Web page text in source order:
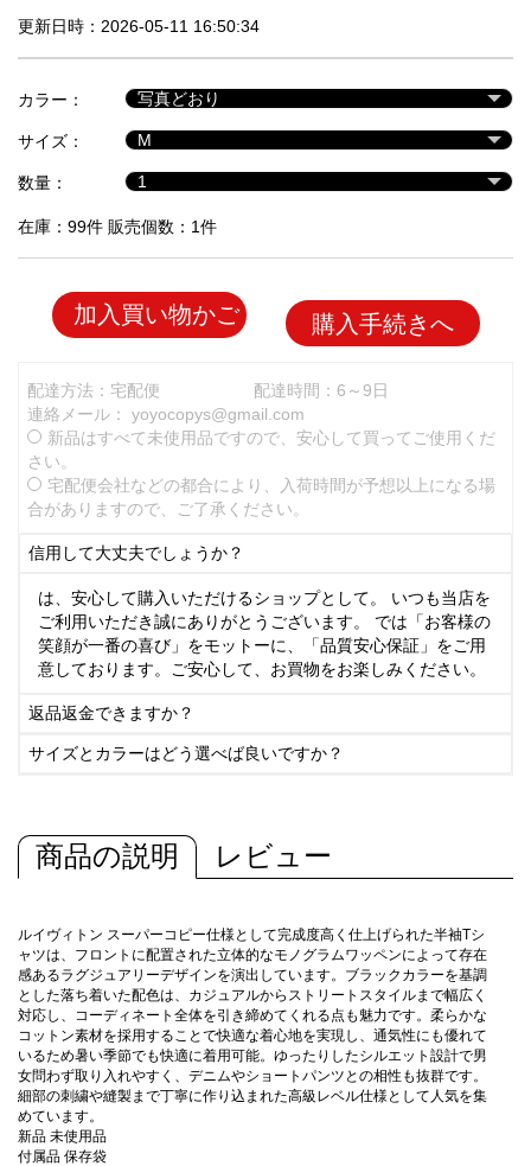
セ
ル
品
更新日時：2026-05-11 16:50:34
カラー：
サイズ：
数量：
在庫：99件 販売個数：1件
加入買い物かご 購入手続きへ
配達方法：宅配便
配達時間：6～9日
連絡メール： yoyocopys@gmail.com
新品はすべて未使用品ですので、安心して買ってご使用くだ
さい。
宅配便会社などの都合により、入荷時間が予想以上になる場
合がありますので、ご了承ください。
信用して大丈夫でしょうか？
は、安心して購入いただけるショップとして。 いつも当店を
ご利用いただき誠にありがとうございます。 では「お客様の
笑顔が一番の喜び」をモットーに、「品質安心保証」をご用
意しております。ご安心して、お買物をお楽しみください。
返品返金できますか？
サイズとカラーはどう選べば良いですか？
商品の説明 レビュー
ルイヴィトン スーパーコピー仕様として完成度高く仕上げられた半袖Tシ
ャツは、フロントに配置された立体的なモノグラムワッペンによって存在
感あるラグジュアリーデザインを演出しています。ブラックカラーを基調
とした落ち着いた配色は、カジュアルからストリートスタイルまで幅広く
対応し、コーディネート全体を引き締めてくれる点も魅力です。柔らかな
コットン素材を採用することで快適な着心地を実現し、通気性にも優れて
いるため暑い季節でも快適に着用可能。ゆったりしたシルエット設計で男
女問わず取り入れやすく、デニムやショートパンツとの相性も抜群です。
細部の刺繍や縫製まで丁寧に作り込まれた高級レベル仕様として人気を集
めています。
新品 未使用品
付属品 保存袋